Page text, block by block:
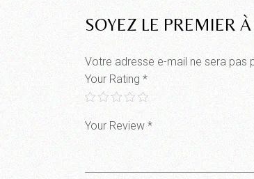
SOYEZ LE PREMIER
Votre adresse e-mail ne sera pas
Your Rating *